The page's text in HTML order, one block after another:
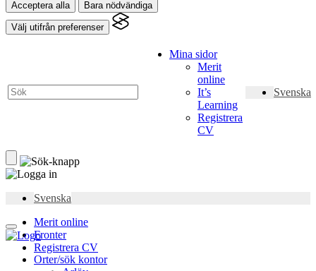
Acceptera alla Bara nödvändiga
Välj utifrån preferenser
Mina sidor
Merit
online
It’s
Learning
Registrera
CV
Svenska
Svenska
Merit online
Fronter
Registrera CV
Orter/sök kontor